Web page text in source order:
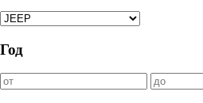
Год